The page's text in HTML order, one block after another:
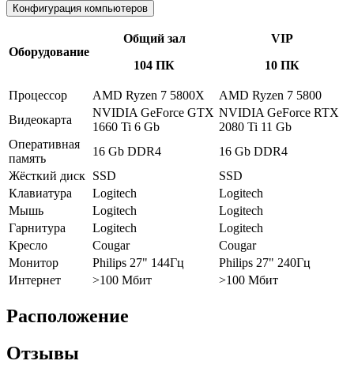
Конфигурация компьютеров
Оборудование
Общий зал
104 ПК
VIP
10 ПК
Процессор AMD Ryzen 7 5800X
AMD Ryzen 7 5800
Видеокарта
NVIDIA GeForce GTX
1660 Ti 6 Gb
NVIDIA GeForce RTX
2080 Ti 11 Gb
Оперативная
память
16 Gb DDR4
16 Gb DDR4
Жёсткий диск SSD
SSD
Клавиатура
Logitech
Logitech
Мышь
Logitech
Logitech
Гарнитура
Logitech
Logitech
Кресло
Cougar
Cougar
Монитор
Philips 27" 144Гц
Philips 27" 240Гц
Интернет
>100 Мбит >100 Мбит
Расположение
Отзывы